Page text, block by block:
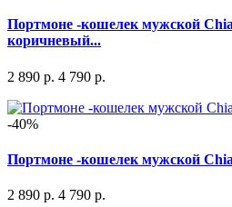
Портмоне -кошелек мужской
коричневый...
2 890 р. 4 790 р.
-40%
Портмоне -кошелек мужской
2 890 р. 4 790 р.